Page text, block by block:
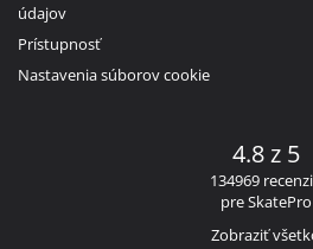
údajov
Prístupnosť
Nastavenia súborov cookie
4.8 z 5
134969
pre SkatePro
Zobraziť